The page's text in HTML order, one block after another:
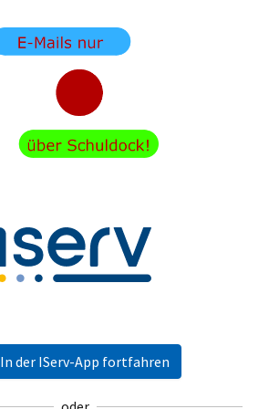
In der IServ-App fortfahren